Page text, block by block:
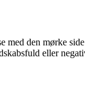
den mørke
eller